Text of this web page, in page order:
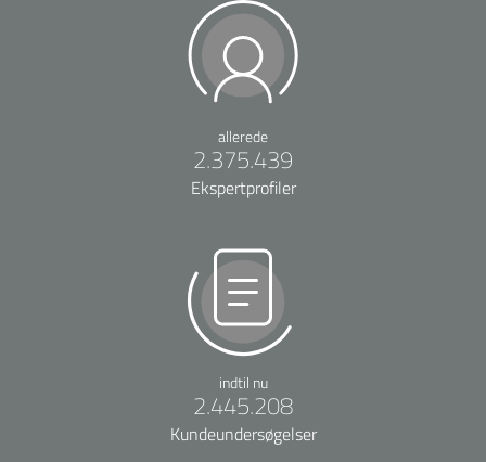
allerede
2.375.439
Ekspertprofiler
indtil nu
2.445.208
Kundeundersøgelser